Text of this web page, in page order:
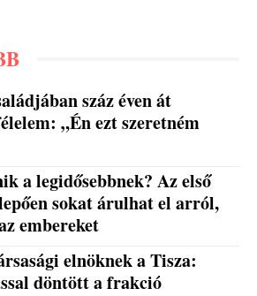
száz éven át
„Én ezt szeretném
a legidősebbnek? Az első
sokat árulhat el arról,
embereket
elnöknek a Tisza:
döntött a frakció